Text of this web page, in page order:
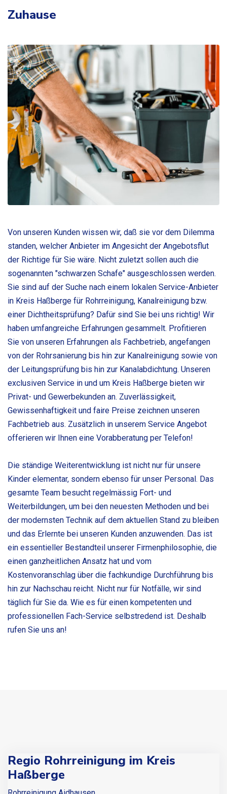
Zuhause
Von unseren Kunden wissen wir, daß sie vor dem Dilemma
standen, welcher Anbieter im Angesicht der Angebotsflut
der Richtige für Sie wäre. Nicht zuletzt sollen auch die
sogenannten "schwarzen Schafe" ausgeschlossen werden.
Sie sind auf der Suche nach einem lokalen Service-Anbieter
in Kreis Haßberge für Rohrreinigung, Kanalreinigung bzw.
einer Dichtheitsprüfung? Dafür sind Sie bei uns richtig! Wir
haben umfangreiche Erfahrungen gesammelt. Profitieren
Sie von unseren Erfahrungen als Fachbetrieb, angefangen
von der Rohrsanierung bis hin zur Kanalreinigung sowie von
der Leitungsprüfung bis hin zur Kanalabdichtung. Unseren
exclusiven Service in und um Kreis Haßberge bieten wir
Privat- und Gewerbekunden an. Zuverlässigkeit,
Gewissenhaftigkeit und faire Preise zeichnen unseren
Fachbetrieb aus. Zusätzlich in unserem Service Angebot
offerieren wir Ihnen eine Vorabberatung per Telefon!
Die ständige Weiterentwicklung ist nicht nur für unsere
Kinder elementar, sondern ebenso für unser Personal. Das
gesamte Team besucht regelmässig Fort- und
Weiterbildungen, um bei den neuesten Methoden und bei
der modernsten Technik auf dem aktuellen Stand zu bleiben
und das Erlernte bei unseren Kunden anzuwenden. Das ist
ein essentieller Bestandteil unserer Firmenphilosophie, die
einen ganzheitlichen Ansatz hat und vom
Kostenvoranschlag über die fachkundige Durchführung bis
hin zur Nachschau reicht. Nicht nur für Notfälle, wir sind
täglich für Sie da. Wie es für einen kompetenten und
professionellen Fach-Service selbstredend ist. Deshalb
rufen Sie uns an!
Regio Rohrreinigung im Kreis
Haßberge